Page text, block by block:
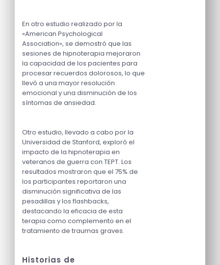
En otro estudio realizado por la
«American Psychological
Association», se demostró que las
sesiones de hipnoterapia mejoraron
la capacidad de los pacientes para
procesar recuerdos dolorosos, lo que
llevó a una mayor resolución
emocional y una disminución de los
síntomas de ansiedad.
Otro estudio, llevado a cabo por la
Universidad de Stanford, exploró el
impacto de la hipnoterapia en
veteranos de guerra con TEPT. Los
resultados mostraron que el 75% de
los participantes reportaron una
disminución significativa de las
pesadillas y los flashbacks,
destacando la eficacia de esta
terapia como complemento en el
tratamiento de traumas graves.
Historias de